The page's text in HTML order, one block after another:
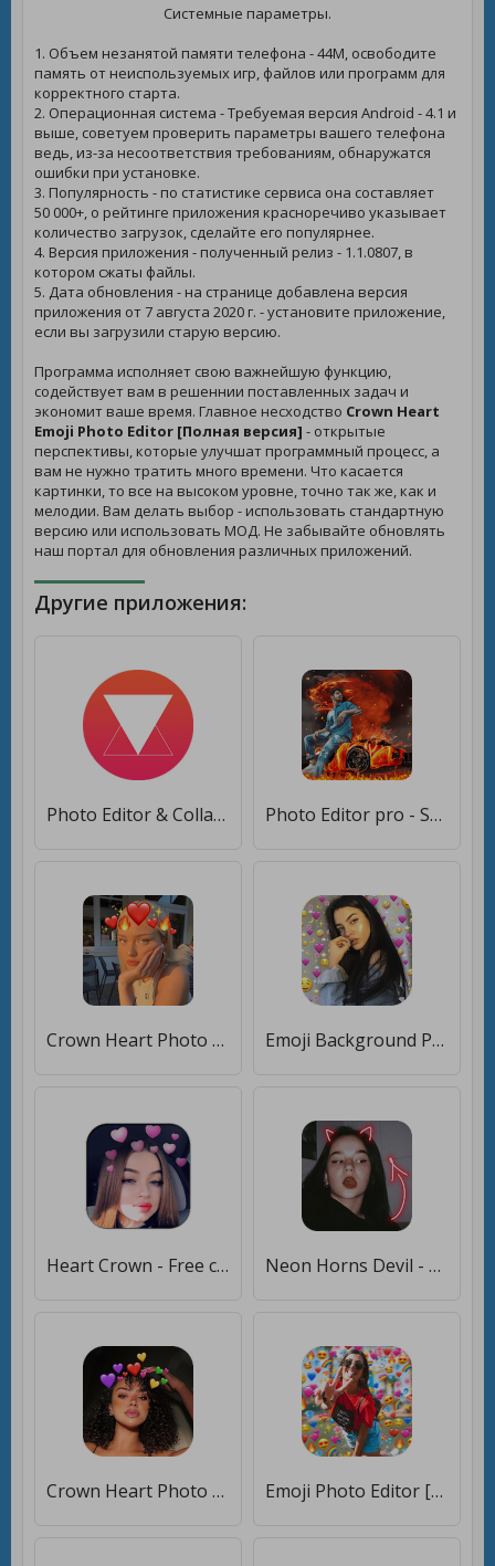
Системные параметры.
1. Объем незанятой памяти телефона - 44M, освободите
память от неиспользуемых игр, файлов или программ для
корректного старта.
2. Операционная система - Требуемая версия Android - 4.1 и
выше, советуем проверить параметры вашего телефона
ведь, из-за несоответствия требованиям, обнаружатся
ошибки при установке.
3. Популярность - по статистике сервиса она составляет
50 000+, о рейтинге приложения красноречиво указывает
количество загрузок, сделайте его популярнее.
4. Версия приложения - полученный релиз - 1.1.0807, в
котором сжаты файлы.
5. Дата обновления - на странице добавлена версия
приложения от 7 августа 2020 г. - установите приложение,
если вы загрузили старую версию.
Программа исполняет свою важнейшую функцию,
содействует вам в решеннии поставленных задач и
экономит ваше время. Главное несходство Crown Heart
Emoji Photo Editor [Полная версия] - открытые
перспективы, которые улучшат программный процесс, а
вам не нужно тратить много времени. Что касается
картинки, то все на высоком уровне, точно так же, как и
мелодии. Вам делать выбор - использовать стандартную
версию или использовать МОД. Не забывайте обновлять
наш портал для обновления различных приложений.
Другие приложения:
Photo Editor & Collage Maker - Lidow Photo Editor [Unlocked] Photo Editor pro - SquarePic Stickers [Полная версия]
Crown Heart Photo Editor [Без рекламы] Emoji Background Photo Editor [Без рекламы]
Heart Crown - Free cute & funny motion sticker [Unlocked] Neon Horns Devil - Neon Devil Crown Photo Editor [Premium]
Crown Heart Photo Editor [Premium] Emoji Photo Editor [Без рекламы]